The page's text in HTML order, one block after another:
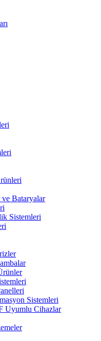
Bataryalar
Sistemleri
Sistemleri
Uyumlu Cihazlar